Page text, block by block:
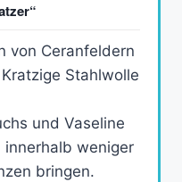
von Ceranfeldern
Stahlwolle
und Vaseline
innerhalb weniger
bringen.